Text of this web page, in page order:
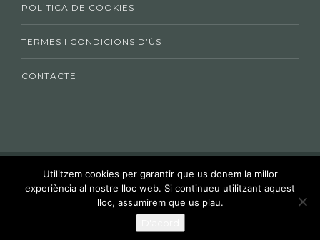
POLÍTICA DE COOKIES
TERMES I CONDICIONS D’ÚS
CONTACTE
2020 © ECONOMIA CIRCULAR UEA - Unió
Empresarial de l'Anoia
Xarxes socials:
Utilitzem cookies per garantir que us donem la millor
experiència al nostre lloc web. Si continueu utilitzant aquest
lloc, assumirem que us plau.